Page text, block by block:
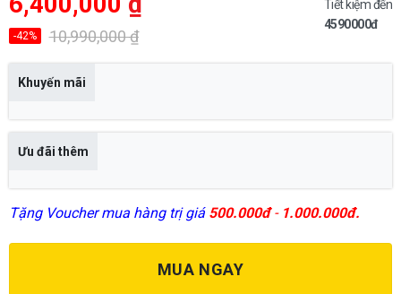
10,990,000₫
gốc
10,990,000 ₫.
hiện
tại
là:
6,400,000 ₫.
Tiết kiệm đến
4590000đ
-42%
Khuyến mãi
Ưu đãi thêm
Tặng Voucher mua hàng trị giá 500.000đ-1.000.000đ.
MUA NGAY